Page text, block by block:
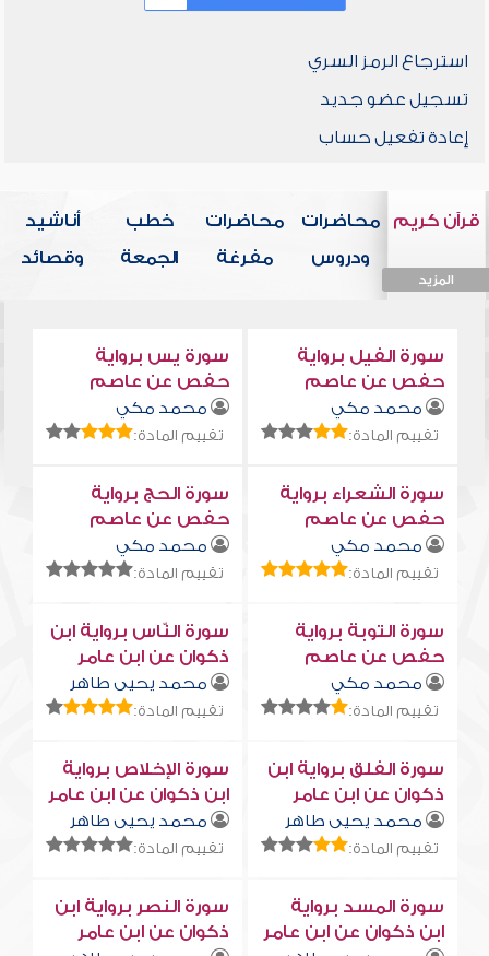
استرجاع الرمز السري
تسجيل عضو جديد
إعادة تفعيل حساب
قرآن كريم
المزيد
محاضرات
ودروس
محاضرات
مفرغة
خطب
الجمعة
أناشيد
وقصائد
سورة الفيل برواية
حفص عن عاصم
محمد مكي
تقييم المادة:
سورة يس برواية
حفص عن عاصم
محمد مكي
تقييم المادة:
سورة الشعراء برواية
حفص عن عاصم
محمد مكي
تقييم المادة:
سورة الحج برواية
حفص عن عاصم
محمد مكي
تقييم المادة:
سورة التوبة برواية
حفص عن عاصم
محمد مكي
تقييم المادة:
سورة النّاس برواية ابن
ذكوان عن ابن عامر
محمد يحيى طاهر
تقييم المادة:
سورة الفلق برواية ابن
ذكوان عن ابن عامر
محمد يحيى طاهر
تقييم المادة:
سورة الإخلاص برواية
ابن ذكوان عن ابن عامر
محمد يحيى طاهر
تقييم المادة:
سورة المسد برواية
ابن ذكوان عن ابن عامر
سورة النصر برواية ابن
ذكوان عن ابن عامر